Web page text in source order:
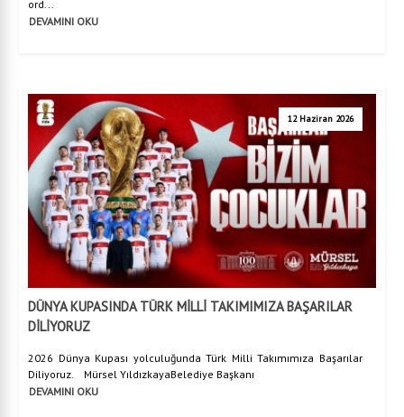
ord...
DEVAMINI OKU
12 Haziran 2026
DÜNYA KUPASINDA TÜRK MİLLİ TAKIMIMIZA BAŞARILAR
DİLİYORUZ
2026 Dünya Kupası yolculuğunda Türk Milli Takımımıza Başarılar
Diliyoruz. Mürsel YıldızkayaBelediye Başkanı
DEVAMINI OKU